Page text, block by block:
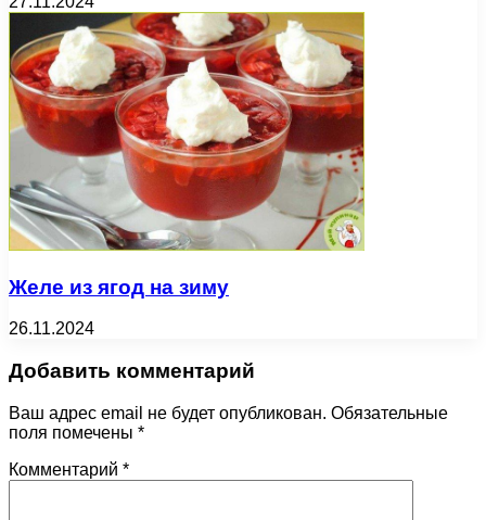
Желе из ягод на зиму
26.11.2024
Добавить комментарий
Ваш адрес email не будет опубликован. Обязательные
поля помечены *
Комментарий *